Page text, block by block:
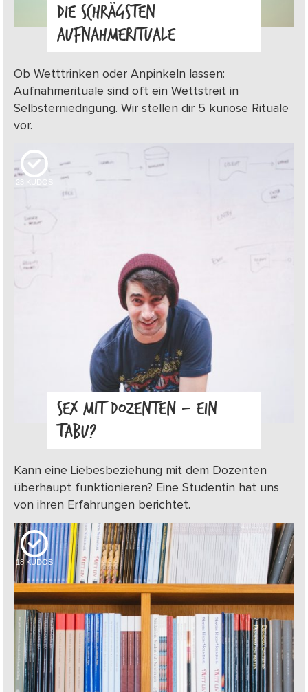
DIE SCHRÄGSTEN
AUFNAHMERITUALE
Ob Wetttrinken oder Anpinkeln lassen:
Aufnahmerituale sind oft ein Wettstreit in
Selbsterniedrigung. Wir stellen dir 5 kuriose Rituale
vor.
23 KUDOS
SEX MIT DOZENTEN – EIN
TABU?
Kann eine Liebesbeziehung mit dem Dozenten
überhaupt funktionieren? Eine Studentin hat uns
von ihren Erfahrungen berichtet.
18 KUDOS